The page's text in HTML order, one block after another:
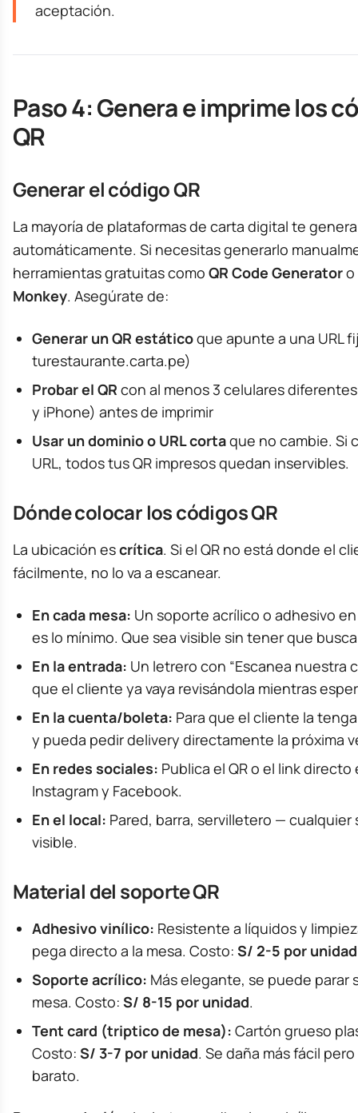
aceptación.
Paso 4: Genera e imprime los
QR
Generar el código QR
La mayoría de plataformas de carta digital te
automáticamente. Si necesitas generarlo
herramientas gratuitas como QR Code Generatoro
Monkey. Asegúrate de:
Generar un QR estáticoque apunte a una URL
turestaurante.carta.pe)
Probar el QR con al menos 3 celulares
y iPhone) antes de imprimir
Usar un dominio o URL cortaque no cambie. Si
URL, todos tus QR impresos quedan inservibles.
Dónde colocar los códigos QR
La ubicación escrítica. Si el QR no está donde el
fácilmente, no lo va a escanear.
En cada mesa: Un soporte acrílico o adhesivo
es lo mínimo. Que sea visible sin tener que
En la entrada: Un letrero con “Escanea nuestra
que el cliente ya vaya revisándola mientras
En la cuenta/boleta: Para que el cliente la
y pueda pedir delivery directamente la próxima
En redes sociales: Publica el QR o el link directo
Instagram y Facebook.
En el local: Pared, barra, servilletero — cualquier
visible.
Material del soporte QR
Adhesivo vinílico: Resistente a líquidos y
pega directo a la mesa. Costo: S/ 2-5 por unidad
Soporte acrílico: Más elegante, se puede parar
mesa. Costo: S/ 8-15 por unidad.
Tent card (triptico de mesa): Cartón grueso
Costo: S/ 3-7 por unidad. Se daña más fácil
barato.